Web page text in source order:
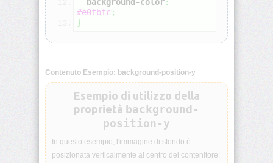
animation-
fill-
mode
count
animation-
name
animation-
play-
state
#e0fbfc ;
}
Contenuto Esempio: background-position-y
Esempio di utilizzo della
proprietà background-
position-y
In questo esempio, l'immagine di sfondo è
posizionata verticalmente al centro del contenitore: